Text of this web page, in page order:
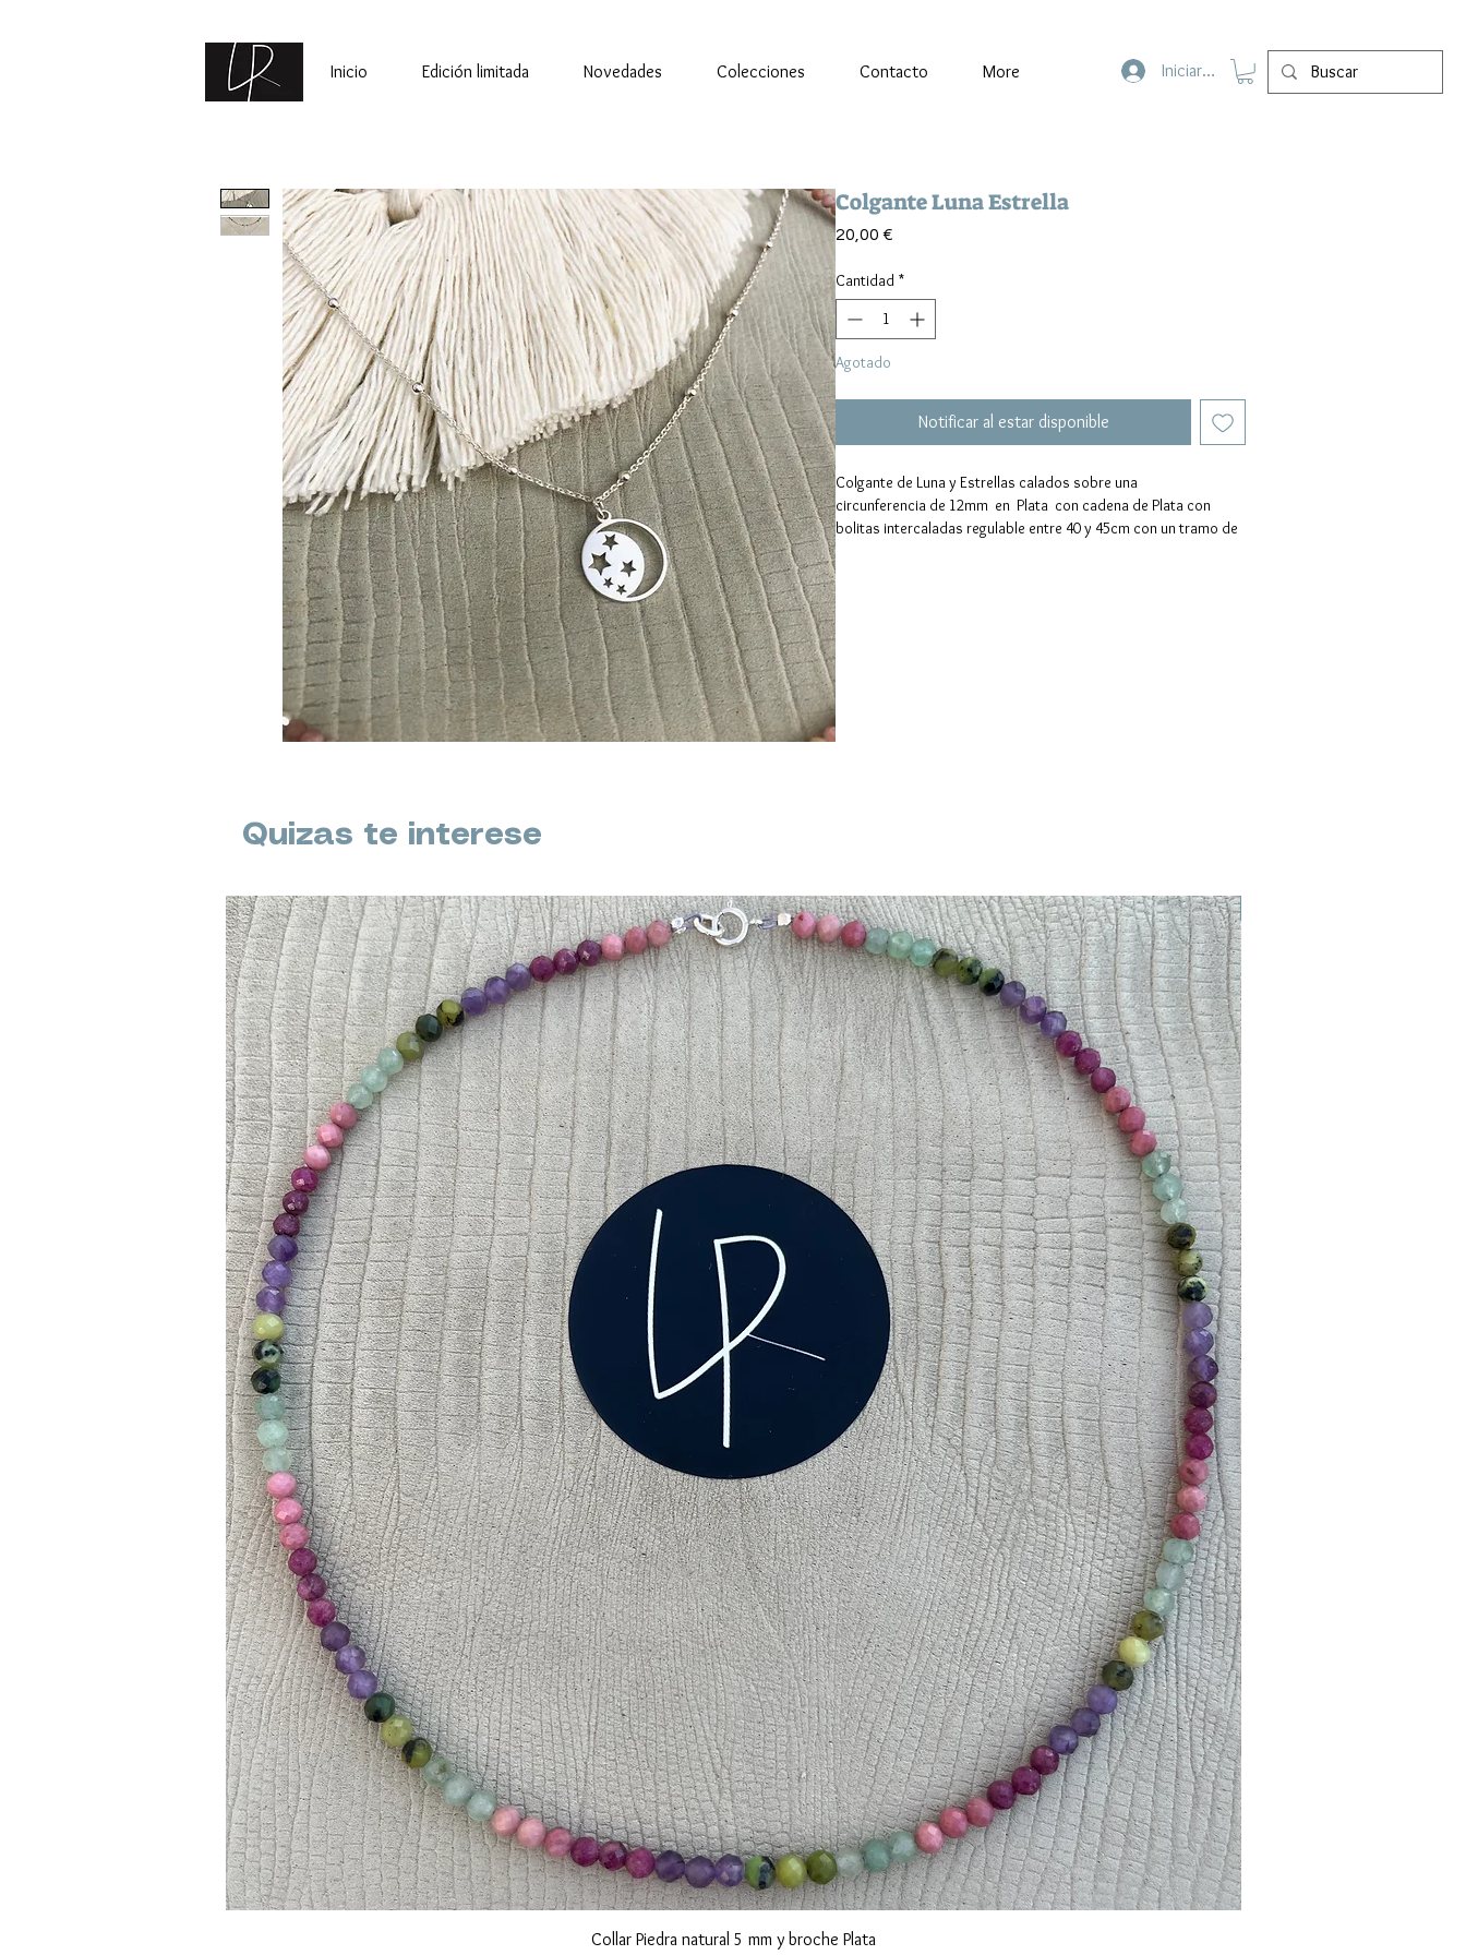
Inicio Edición limitada Novedades Colecciones Contacto More Iniciar sesión
Colgante Luna Estrella
20,00 €
Cantidad *
Agotado
Notificar al estar disponible
Colgante de Luna y Estrellas calados sobre una
circunferencia de 12mm en Plata con cadena de Plata con
bolitas intercaladas regulable entre 40 y 45cm con un tramo de
Quizas te interese
Vista rápida
Collar Piedra natural 5 mm y broche Plata